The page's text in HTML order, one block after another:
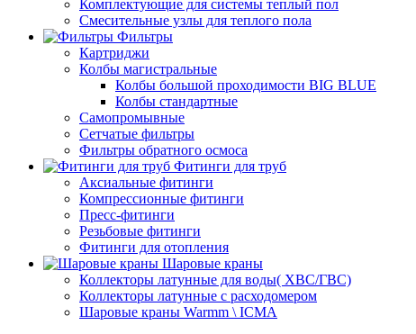
Комплектующие для системы теплый пол
Смесительные узлы для теплого пола
Фильтры
Картриджи
Колбы магистральные
Колбы большой проходимости BIG BLUE
Колбы стандартные
Самопромывные
Сетчатые фильтры
Фильтры обратного осмоса
Фитинги для труб
Аксиальные фитинги
Компрессионные фитинги
Пресс-фитинги
Резьбовые фитинги
Фитинги для отопления
Шаровые краны
Коллекторы латунные для воды( ХВС/ГВС)
Коллекторы латунные с расходомером
Шаровые краны Warmm \ ICMA